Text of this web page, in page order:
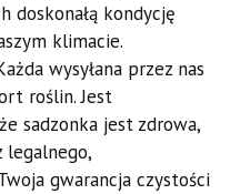
doskonałą kondycję
klimacie.
wysyłana przez nas
roślin. Jest
sadzonka jest zdrowa,
legalnego,
gwarancja czystości